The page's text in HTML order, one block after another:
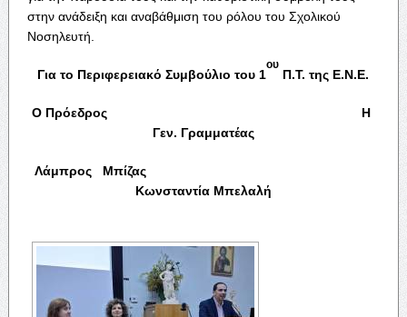
στην ανάδειξη και αναβάθμιση του ρόλου του Σχολικού
Νοσηλευτή.
Για το Περιφερειακό Συμβούλιο του 1
ου
Π.Τ. της Ε.Ν.Ε.
Ο Πρόεδρος Η
Γεν. Γραμματέας
Λάμπρος Μπίζας
Κωνσταντία Μπελαλή